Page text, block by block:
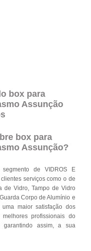
box para
Assunção
box para
Assunção?
de VIDROS E
serviços como o de
de Vidro, Tampo de Vidro
Corpo de Alumínio e
maior satisfação dos
profissionais do
garantindo assim, a sua